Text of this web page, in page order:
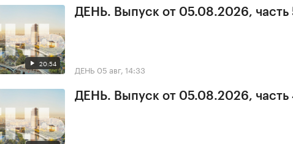
20:54
ДЕНЬ. Выпуск от 05.08.2026, часть
ДЕНЬ 05 авг, 14:33
ДЕНЬ. Выпуск от 05.08.2026, часть